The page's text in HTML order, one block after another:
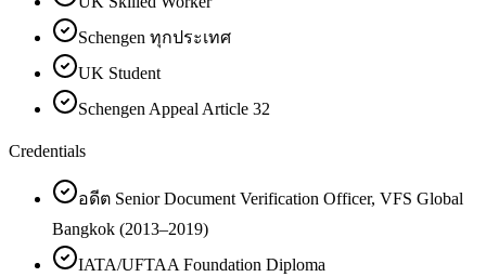
Schengen ทุกประเทศ
UK Student
Schengen Appeal Article 32
Credentials
อดีต Senior Document Verification Officer, VFS Global
Bangkok (2013–2019)
IATA/UFTAA Foundation Diploma